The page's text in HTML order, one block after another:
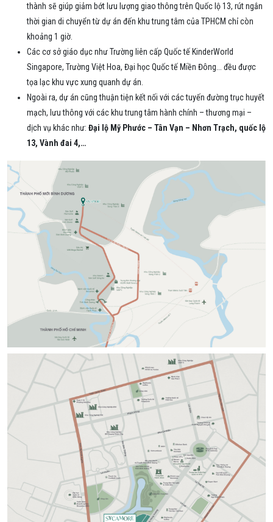
thành sẽ giúp giảm bớt lưu lượng giao thông trên Quốc lộ 13, rút ngắn
thời gian di chuyển từ dự án đến khu trung tâm của TPHCM chỉ còn
khoảng 1 giờ.
Các cơ sở giáo dục như Trường liên cấp Quốc tế KinderWorld
Singapore, Trường Việt Hoa, Đại học Quốc tế Miền Đông... đều được
tọa lạc khu vực xung quanh dự án.
Ngoài ra, dự án cũng thuận tiện kết nối với các tuyến đường trục huyết
mạch, lưu thông với các khu trung tâm hành chính – thương mại –
dịch vụ khác như: Đại lộ Mỹ Phước – Tân Vạn – Nhơn Trạch, quốc lộ
13, Vành đai 4,…